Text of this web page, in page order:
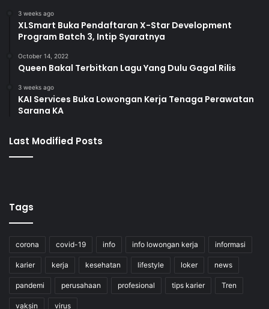
3 weeks ago
XLSmart Buka Pendaftaran X-Star Development
Program Batch 3, Intip Syaratnya
October 14, 2022
Queen Bakal Terbitkan Lagu Yang Dulu Gagal Rilis
3 weeks ago
KAI Services Buka Lowongan Kerja Tenaga Perawatan
Sarana KA
Last Modified Posts
Tags
corona covid-19 info info lowongan kerja informasi
karier kerja kesehatan lifestyle loker news
pandemi perusahaan profesional tips karier Tren
vaksin virus